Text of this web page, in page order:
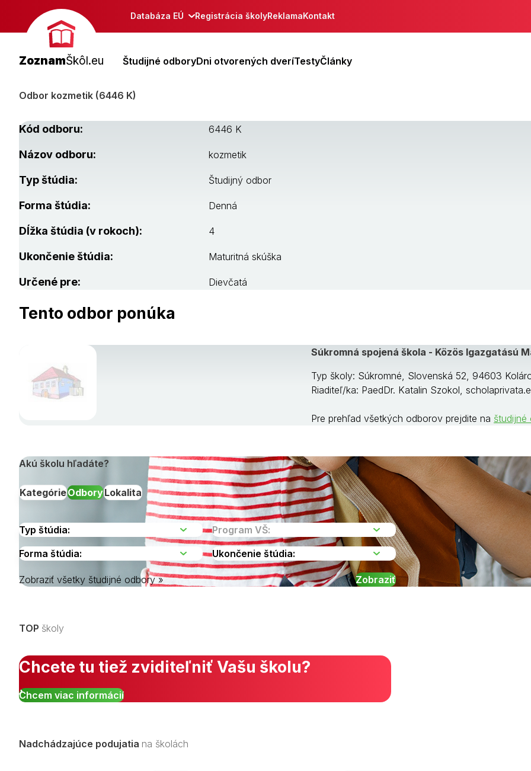
Databáza EÚ Registrácia školyReklamaKontakt
ZoznamŠkôl.eu Študijné odboryDni otvorených dveríTestyČlánky
Odbor kozmetik (6446 K)
Kód odboru: 6446 K
Názov odboru: kozmetik
Typ štúdia: Študijný odbor
Forma štúdia: Denná
Dĺžka štúdia (v rokoch): 4
Ukončenie štúdia: Maturitná skúška
Určené pre: Dievčatá
Tento odbor ponúka
Súkromná spojená škola - Közös Igazgatású
Typ školy: Súkromné, Slovenská 52, 94603
Riaditeľ/ka: PaedDr. Katalin Szokol,
Pre prehľad všetkých odborov prejdite na študijné
Akú školu hľadáte?
KategórieOdboryLokalita
Zobraziť všetky študijné odbory »
TOP školy
Chcete tu tiež zviditeľniť Vašu školu?
Chcem viac informácií
Nadchádzajúce podujatia na školách